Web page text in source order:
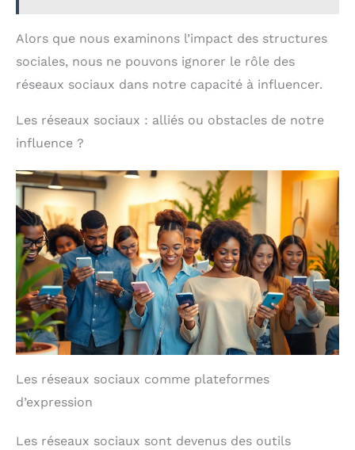
Alors que nous examinons l’impact des structures
sociales, nous ne pouvons ignorer le rôle des
réseaux sociaux dans notre capacité à influencer.
Les réseaux sociaux : alliés ou obstacles de notre
influence ?
Les réseaux sociaux comme plateformes
d’expression
Les réseaux sociaux sont devenus des outils